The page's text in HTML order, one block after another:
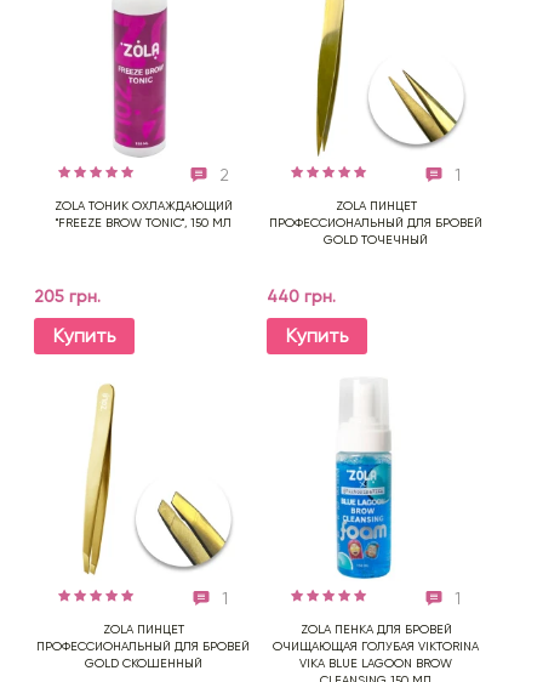
2
ZOLA ТОНИК ОХЛАЖДАЮЩИЙ
"FREEZE BROW TONIC", 150 МЛ
205 грн.
Купить
1
ZOLA ПИНЦЕТ
ПРОФЕССИОНАЛЬНЫЙ ДЛЯ БРОВЕЙ
GOLD ТОЧЕЧНЫЙ
440 грн.
Купить
1
ZOLA ПИНЦЕТ
ПРОФЕССИОНАЛЬНЫЙ ДЛЯ БРОВЕЙ
GOLD СКОШЕННЫЙ
1
ZOLA ПЕНКА ДЛЯ БРОВЕЙ
ОЧИЩАЮЩАЯ ГОЛУБАЯ VIKTORINA
VIKA BLUE LAGOON BROW